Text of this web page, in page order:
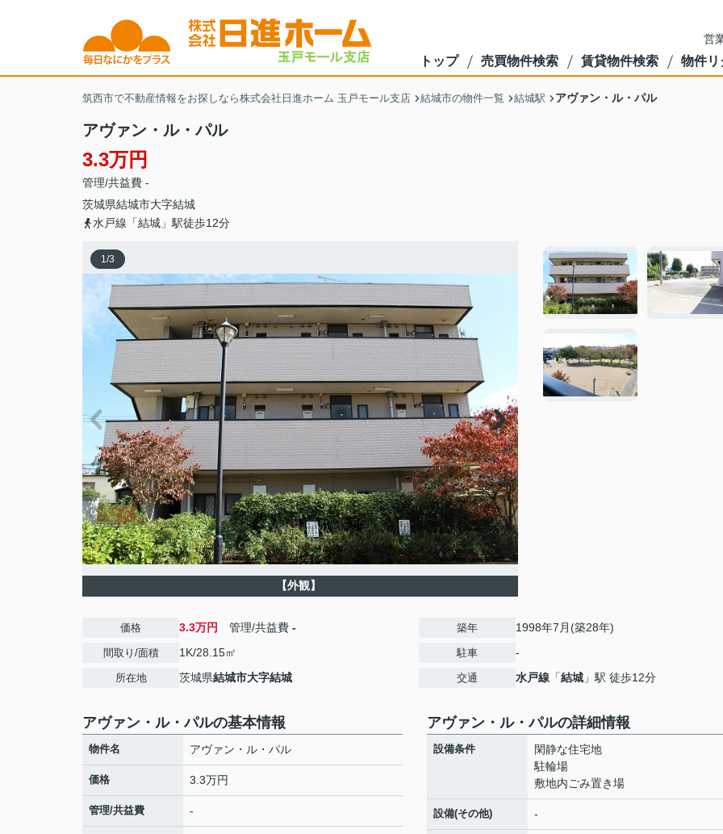
営
トップ 売買物件検索 賃貸物件検索 物件リ
筑西市で不動産情報をお探しなら株式会社日進ホーム 玉戸モール支店 結城市の物件一覧 結城駅 アヴァン・ル・パル
アヴァン・ル・パル
3.3万円
管理/共益費 -
茨城県結城市大字結城
水戸線「結城」駅徒歩12分
1/3
【外観】
価格 3.3万円 管理/共益費 -
間取り/面積 1K/28.15㎡
所在地 茨城県結城市大字結城
築年 1998年7月(築28年)
駐車 -
交通 水戸線 「結城 」駅 徒歩12分
アヴァン・ル・パルの基本情報
物件名 アヴァン・ル・パル
価格 3.3万円
管理/共益費 -
アヴァン・ル・パルの詳細情報
設備条件
閑静な住宅地
駐輪場
敷地内ごみ置き場
設備(その他) -